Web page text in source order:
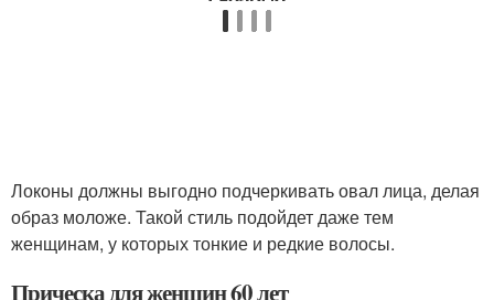
Локоны должны выгодно подчеркивать овал лица, делая
образ моложе. Такой стиль подойдет даже тем
женщинам, у которых тонкие и редкие волосы.
Прическа для женщин 60 лет